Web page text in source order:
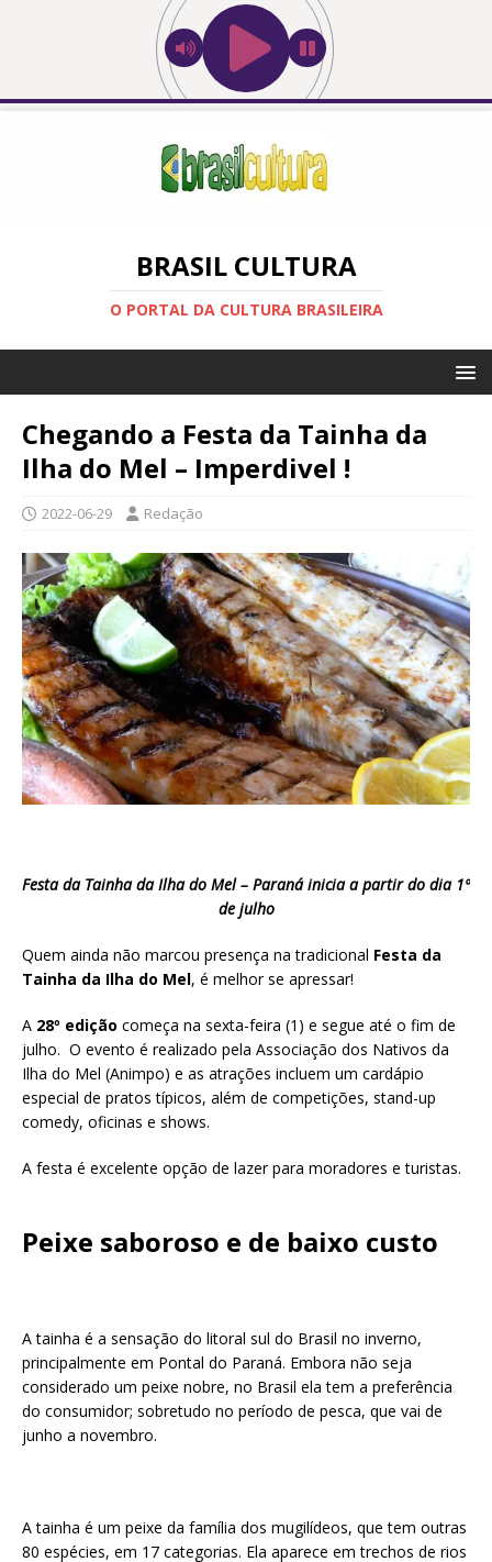
BRASIL CULTURA
O PORTAL DA CULTURA BRASILEIRA
Chegando a Festa da Tainha da
Ilha do Mel – Imperdivel !
2022-06-29 Redação
Festa da Tainha da Ilha do Mel – Paraná inicia a partir do dia 1º
de julho
Quem ainda não marcou presença na tradicional Festa da
Tainha da Ilha do Mel, é melhor se apressar!
A 28º edição começa na sexta-feira (1) e segue até o fim de
julho. O evento é realizado pela Associação dos Nativos da
Ilha do Mel (Animpo) e as atrações incluem um cardápio
especial de pratos típicos, além de competições, stand-up
comedy, oficinas e shows.
A festa é excelente opção de lazer para moradores e turistas.
Peixe saboroso e de baixo custo
A tainha é a sensação do litoral sul do Brasil no inverno,
principalmente em Pontal do Paraná. Embora não seja
considerado um peixe nobre, no Brasil ela tem a preferência
do consumidor; sobretudo no período de pesca, que vai de
junho a novembro.
A tainha é um peixe da família dos mugilídeos, que tem outras
80 espécies, em 17 categorias. Ela aparece em trechos de rios